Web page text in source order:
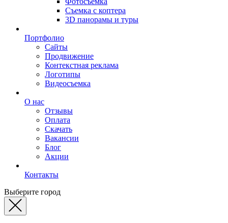
Съемка с коптера
3D панорамы и туры
Портфолио
Сайты
Продвижение
Контекстная реклама
Логотипы
Видеосъемка
О нас
Отзывы
Оплата
Скачать
Вакансии
Блог
Акции
Контакты
Выберите город